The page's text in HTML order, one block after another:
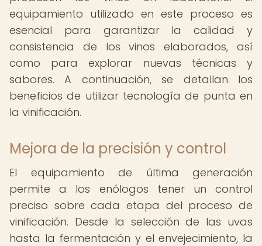
equipamiento utilizado en este proceso es
esencial para garantizar la calidad y
consistencia de los vinos elaborados, así
como para explorar nuevas técnicas y
sabores. A continuación, se detallan los
beneficios de utilizar tecnología de punta en
la vinificación.
Mejora de la precisión y control
El equipamiento de última generación
permite a los enólogos tener un control
preciso sobre cada etapa del proceso de
vinificación. Desde la selección de las uvas
hasta la fermentación y el envejecimiento, la